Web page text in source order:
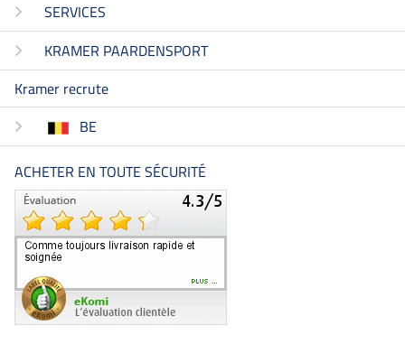
SERVICES
KRAMER PAARDENSPORT
Kramer recrute
BE
ACHETER EN TOUTE SÉCURITÉ